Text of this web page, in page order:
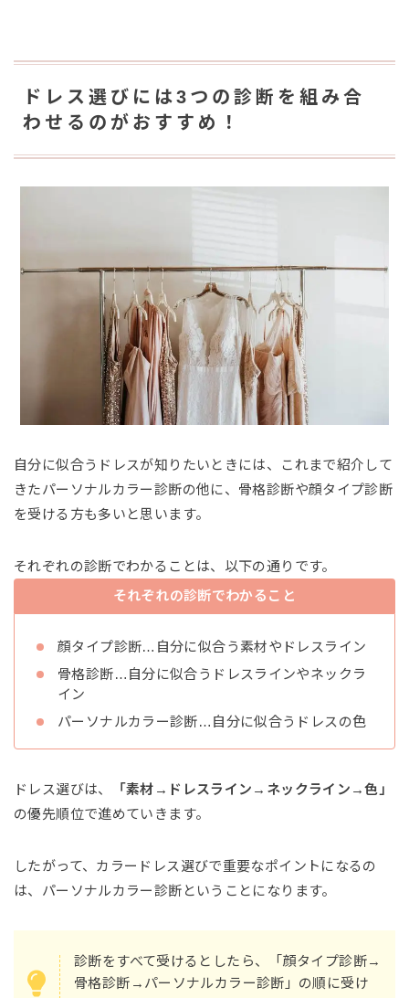
ドレス選びには3つの診断を組み合
わせるのがおすすめ！
自分に似合うドレスが知りたいときには、これまで紹介して
きたパーソナルカラー診断の他に、骨格診断や顔タイプ診断
を受ける方も多いと思います。
それぞれの診断でわかることは、以下の通りです。
それぞれの診断でわかること
顔タイプ診断…自分に似合う素材やドレスライン
骨格診断…自分に似合うドレスラインやネックラ
イン
パーソナルカラー診断…自分に似合うドレスの色
ドレス選びは、
「素材→ドレスライン→ネックライン→色」
の優先順位で進めていきます。
したがって、カラードレス選びで重要なポイントになるの
は、パーソナルカラー診断ということになります。
診断をすべて受けるとしたら、「顔タイプ診断→
骨格診断→パーソナルカラー診断」の順に受け